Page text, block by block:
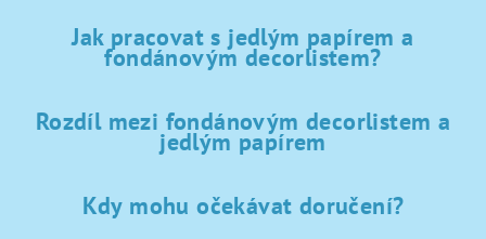
Jak pracovat s jedlým papírem a
fondánovým decorlistem?
Rozdíl mezi fondánovým decorlistem a
jedlým papírem
Kdy mohu očekávat doručení?